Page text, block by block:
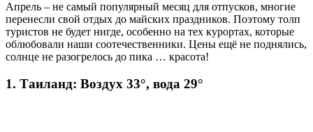
Апрель – не самый популярный месяц для отпусков, многие
перенесли свой отдых до майских праздников. Поэтому толп
туристов не будет нигде, особенно на тех курортах, которые
облюбовали наши соотечественники. Цены ещё не поднялись,
солнце не разогрелось до пика … красота!
1. Таиланд: Воздух 33°, вода 29°